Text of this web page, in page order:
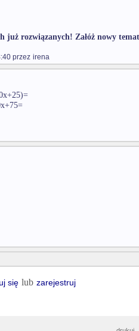
już rozwiązanych! Załóż nowy
przez irena
się lub zarejestruj